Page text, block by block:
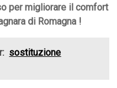
per migliorare il comfort
di Romagna !
sostituzione